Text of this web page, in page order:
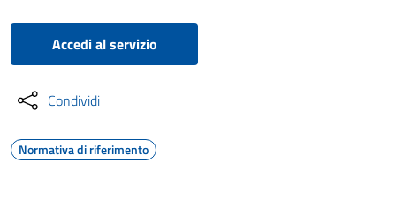
Accedi al servizio
Condividi
Normativa di riferimento